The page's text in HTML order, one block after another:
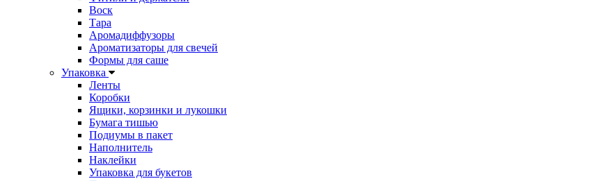
Воск
Тара
Аромадиффузоры
Ароматизаторы для свечей
Формы для саше
Упаковка
Ленты
Коробки
Ящики, корзинки и лукошки
Бумага тишью
Подиумы в пакет
Наполнитель
Наклейки
Упаковка для букетов